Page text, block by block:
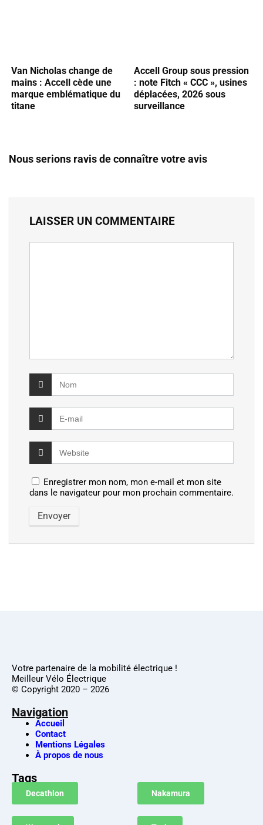
Van Nicholas change de
mains : Accell cède une
marque emblématique du
titane
Accell Group sous pression
: note Fitch « CCC », usines
déplacées, 2026 sous
surveillance
Nous serions ravis de connaître votre avis
LAISSER UN COMMENTAIRE
Enregistrer mon nom, mon e-mail et mon site
dans le navigateur pour mon prochain commentaire.
Votre partenaire de la mobilité électrique !
Meilleur Vélo Électrique
© Copyright 2020 – 2026
Navigation
Accueil
Contact
Mentions Légales
À propos de nous
Tags
Decathlon Nakamura